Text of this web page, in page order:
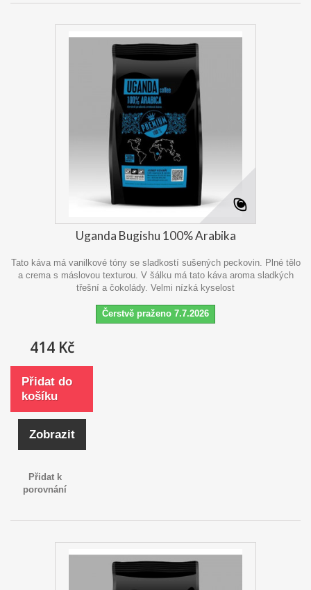
Uganda Bugishu 100% Arabika
Tato káva má vanilkové tóny se sladkostí sušených peckovin. Plné tělo
a crema s máslovou texturou. V šálku má tato káva aroma sladkých
třešní a čokolády. Velmi nízká kyselost
Čerstvě praženo 7.7.2026
414 Kč
Přidat do
košíku
Zobrazit
Přidat k
porovnání